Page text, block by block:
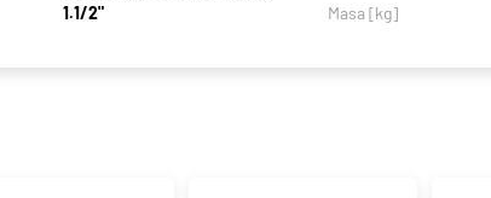
1.1/2"
Masa [kg]